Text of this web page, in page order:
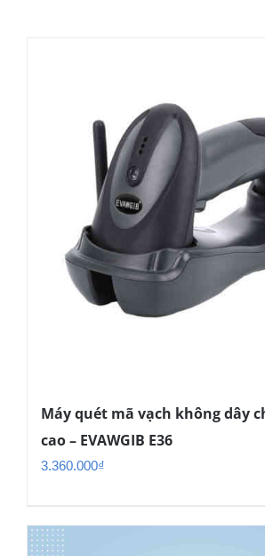
Máy quét mã vạch không dây
cao – EVAWGIB E36
3.360.000₫